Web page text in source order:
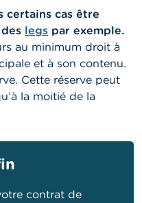
certains cas être
legs par exemple.
au minimum droit à
et à son contenu.
Cette réserve peut
la moitié de la
contrat de